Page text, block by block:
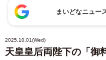
まいどなニュー
2025.10.01(Wed)
天皇皇后両陛下の「御